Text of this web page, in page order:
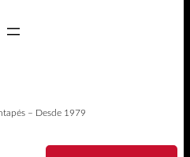
– Desde 1979